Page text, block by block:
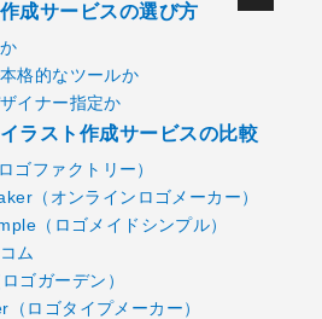
成サービスの選び方
格的なツールか
イナー指定か
ラスト作成サービスの比較
ゴファクトリー）
（オンラインロゴメーカー）
（ロゴメイドシンプル）
ム
ゴガーデン）
ロゴタイプメーカー）